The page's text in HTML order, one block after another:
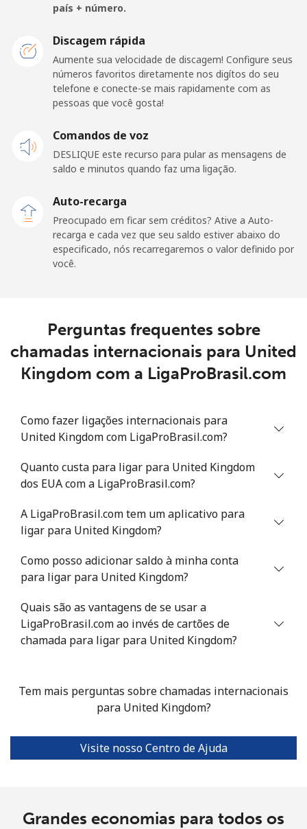
Telefone
⁦1.5¢⁩
Celular ⁦2.4¢⁩
208 min por
⁦$5⁩
⁦8¢⁩
Premium ⁦42.5¢⁩
Uruguay
Telefone
Montevideo ⁦6.5¢⁩ 76 min por ⁦$5⁩ -
Us Virgin Islands
All country ⁦17.5¢⁩ 28 min por ⁦$5⁩
fixo
⁦16.9¢⁩
Tashkent ⁦16.5¢⁩ 30 min por ⁦$5⁩
país + número.
Discagem rápida
Aumente sua velocidade de discagem! Configure seus
números favoritos diretamente nos digítos do seu
telefone e conecte-se mais rapidamente com as
pessoas que você gosta!
Comandos de voz
DESLIQUE este recurso para pular as mensagens de
saldo e minutos quando faz uma ligação.
Auto-recarga
Preocupado em ficar sem créditos? Ative a Auto-
recarga e cada vez que seu saldo estiver abaixo do
especificado, nós recarregaremos o valor definido por
você.
Perguntas frequentes sobre
chamadas internacionais para United
Kingdom com a LigaProBrasil.com
Como fazer ligações internacionais para
United Kingdom com LigaProBrasil.com?
Quanto custa para ligar para United Kingdom
dos EUA com a LigaProBrasil.com?
A LigaProBrasil.com tem um aplicativo para
ligar para United Kingdom?
Como posso adicionar saldo à minha conta
para ligar para United Kingdom?
Quais são as vantagens de se usar a
LigaProBrasil.com ao invés de cartões de
chamada para ligar para United Kingdom?
Tem mais perguntas sobre chamadas internacionais
para United Kingdom?
Visite nosso Centro de Ajuda
Grandes economias para todos os